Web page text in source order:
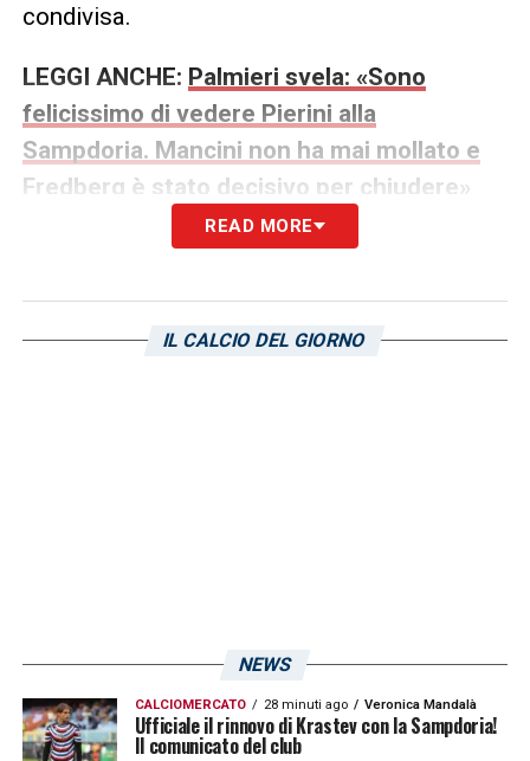
condivisa.
LEGGI ANCHE: Palmieri svela: «Sono
felicissimo di vedere Pierini alla
Sampdoria. Mancini non ha mai mollato e
Fredberg è stato decisivo per chiudere»
READ MORE
IL CALCIO DEL GIORNO
NEWS
CALCIOMERCATO 28 minuti ago Veronica Mandalà
Ufficiale il rinnovo di Krastev con la Sampdoria!
Il comunicato del club